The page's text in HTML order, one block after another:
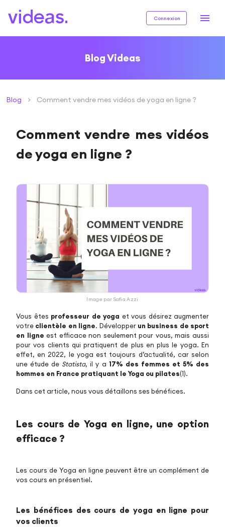
Connexion
Blog Videas
Blog > Comment vendre mes vidéos de yoga en ligne ?
Comment vendre mes vidéos
de yoga en ligne ?
Image par Safia Azzi
Vous êtes professeur de yoga et vous désirez augmenter
votre clientèle en ligne. Développer un business de sport
en ligne est efficace non seulement pour vous, mais aussi
pour vos clients qui pratiquent de plus en plus le yoga. En
effet, en 2022, le yoga est toujours d’actualité, car selon
une étude de Statista, il y a 17% des femmes et 5% des
hommes en France pratiquant le Yoga ou pilates(1).
Dans cet article, nous vous détaillons ses bénéfices.
Les cours de Yoga en ligne, une option
efficace ?
Les cours de Yoga en ligne peuvent être un complément de
vos cours en présentiel.
Les bénéfices des cours de yoga en ligne pour
vos clients